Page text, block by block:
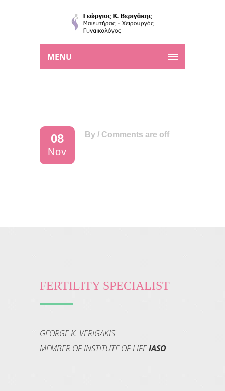
MENU
08
Nov
By / Comments are off
FERTILITY SPECIALIST
GEORGE K. VERIGAKIS
MEMBER OF INSTITUTE OF LIFEIASO